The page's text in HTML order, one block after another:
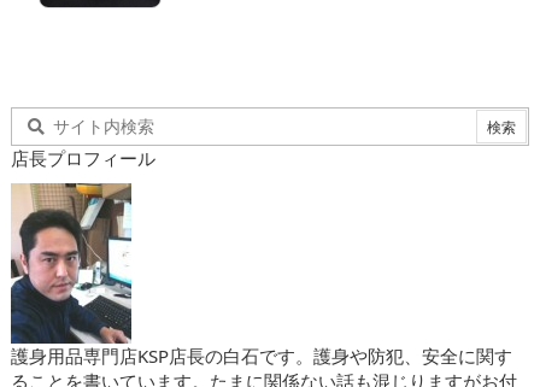
店長プロフィール
護身用品専門店KSP店長の白石です。護身や防犯、安全に関す
ることを書いています。たまに関係ない話も混じりますがお付